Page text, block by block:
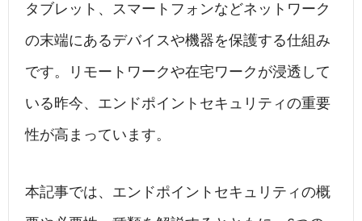
タブレット、スマートフォンなどネットワーク
の末端にあるデバイスや機器を保護する仕組み
です。リモートワークや在宅ワークが浸透して
いる昨今、エンドポイントセキュリティの重要
性が高まっています。
本記事では、エンドポイントセキュリティの概